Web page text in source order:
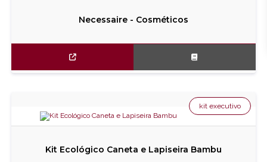
Necessaire - Cosméticos
Kit Ecológico Caneta e Lapiseira Bambu
kit executivo